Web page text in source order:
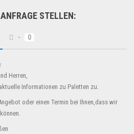
STELLEN:
- 0
Herren,
Informationen zu Paletten zu.
oder einen Termin bei Ihnen,dass wir